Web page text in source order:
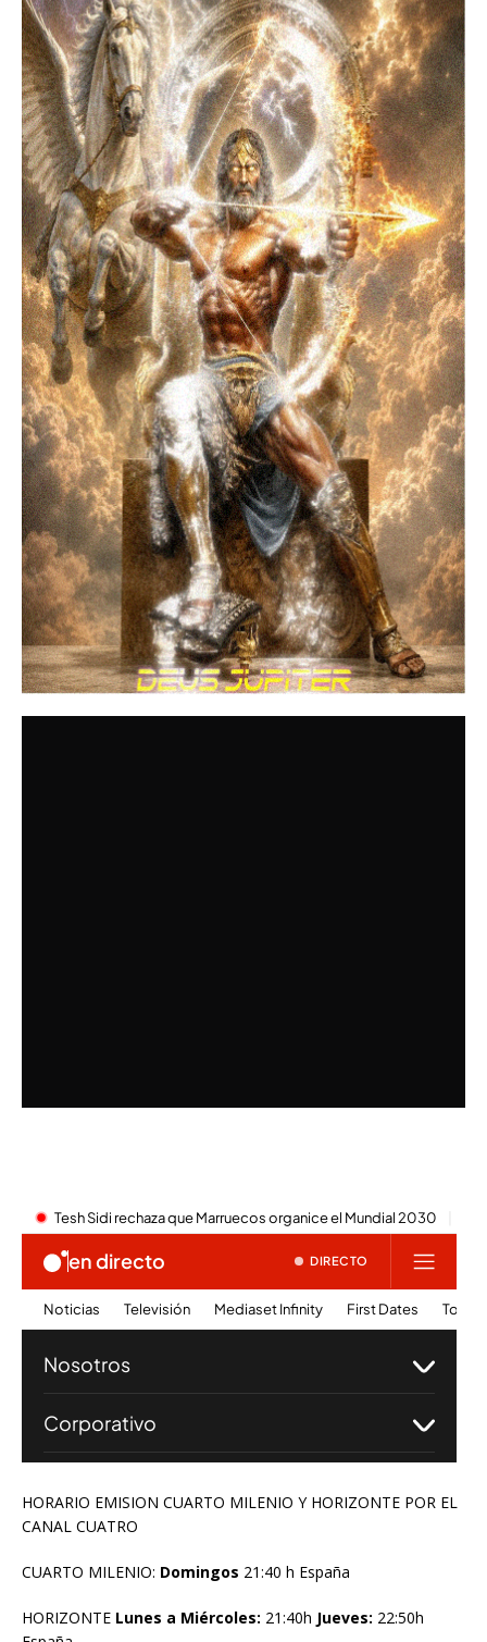
HORARIO EMISION CUARTO MILENIO Y HORIZONTE POR EL
CANAL CUATRO
CUARTO MILENIO: Domingos 21:40 h España
HORIZONTE Lunes a Miércoles: 21:40h Jueves: 22:50h